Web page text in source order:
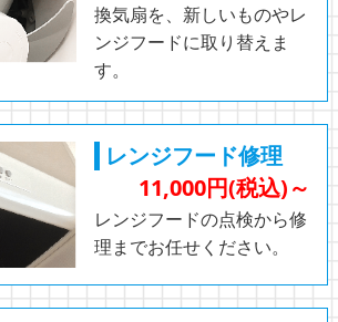
換気扇を、新しいものやレ
ンジフードに取り替えま
す。
レンジフード修理
11,000円(税込)～
レンジフードの点検から修
理までお任せください。